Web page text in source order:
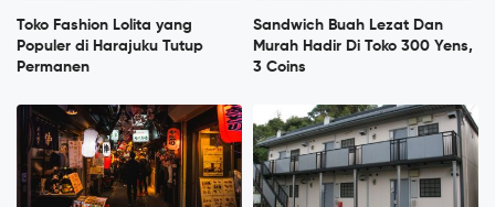
Toko Fashion Lolita yang
Populer di Harajuku Tutup
Permanen
Sandwich Buah Lezat Dan
Murah Hadir Di Toko 300 Yens,
3 Coins